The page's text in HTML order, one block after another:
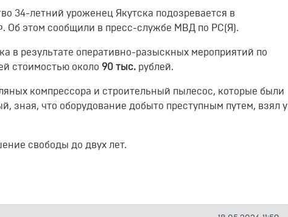
34-летний уроженец Якутска подозревается в
Об этом сообщили в пресс-службе МВД по РС(Я).
в результате оперативно-разыскных мероприятий по
стоимостью около 90 тыс. рублей.
компрессора и строительный пылесос, которые были
зная, что оборудование добыто преступным путем, взял у
свободы до двух лет.